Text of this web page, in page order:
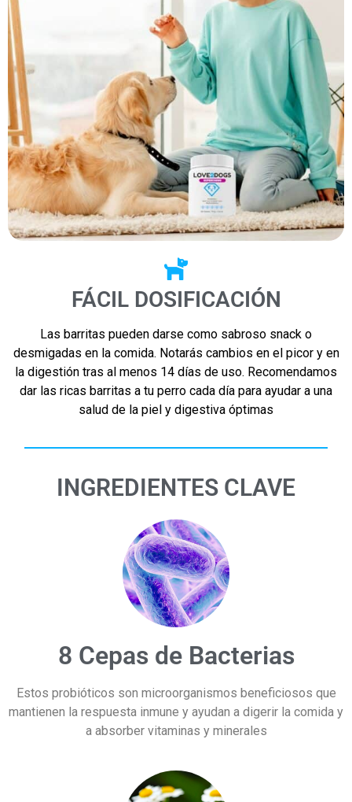
FÁCIL DOSIFICACIÓN
Las barritas pueden darse como sabroso snack o
desmigadas en la comida. Notarás cambios en el picor y en
la digestión tras al menos 14 días de uso. Recomendamos
dar las ricas barritas a tu perro cada día para ayudar a una
salud de la piel y digestiva óptimas
INGREDIENTES CLAVE
8 Cepas de Bacterias
Estos probióticos son microorganismos beneficiosos que
mantienen la respuesta inmune y ayudan a digerir la comida y
a absorber vitaminas y minerales